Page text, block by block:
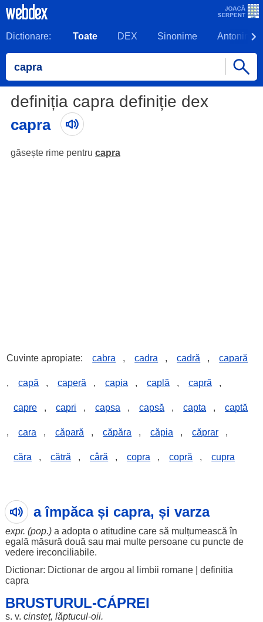
Dictionare: Toate DEX Sinonime Antonime
definiția capra definiție dex
capra
găsește rime pentru capra
Cuvinte apropiate: cabra , cadra , cadră , capară
, capă , caperă , capia , caplă , capră ,
capre , capri , capsa , capsă , capta , captă
, cara , căpară , căpăra , căpia , căprar ,
căra , cătră , câră , copra , copră , cupra
a împăca și capra, și varza
expr. (pop.)a adopta o atitudinecare să mulțumească în
egală măsură două sau mai multe persoanecu punctede
vedere ireconciliabile.
Dictionar: Dictionar de argou al limbii romane| definitia
capra
BRUSTURUL-CÁPREI
s. v. cinsteț, lăptucul-oii.